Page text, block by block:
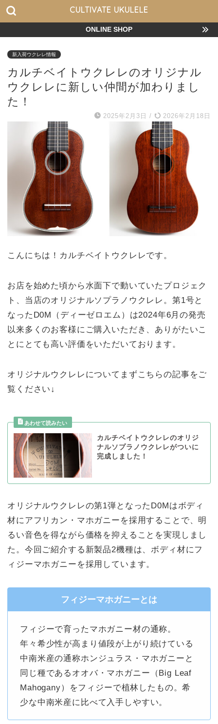
CULTIVATE UKULELE
ONLINE SHOP
新入荷ウクレレ情報
カルチベイトウクレレのオリジナル
ウクレレに新しい仲間が加わりまし
た！
2025年2月3日 / 2026年2月18日
こんにちは！カルチベイトウクレレです。
お店を始めた頃から水面下で動いていたプロジェク
ト、当店のオリジナルソプラノウクレレ。第1号と
なったD0M（ディーゼロエム）は2024年6月の発売
以来多くのお客様にご購入いただき、ありがたいこ
とにとても高い評価をいただいております。
オリジナルウクレレについてまずこちらの記事をご
覧ください↓
カルチベイトウクレレのオリジ
ナルソプラノウクレレがついに
完成しました！
オリジナルウクレレの第1弾となったD0Mはボディ
材にアフリカン・マホガニーを採用することで、明
るい音色を得ながら価格を抑えることを実現しまし
た。今回ご紹介する新製品2機種は、ボディ材にフ
ィジーマホガニーを採用しています。
フィジーマホガニーとは
フィジーで育ったマホガニー材の通称。
年々希少性が高まり値段が上がり続けている
中南米産の通称ホンジュラス・マホガニーと
同じ種であるオオバ・マホガニー（Big Leaf
Mahogany）をフィジーで植林したもの。希
少な中南米産に比べて入手しやすい。